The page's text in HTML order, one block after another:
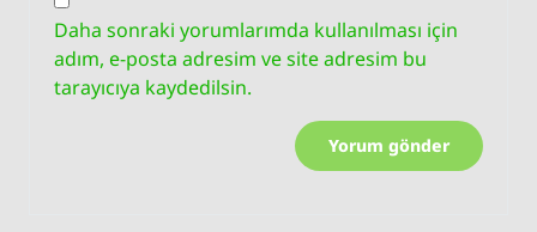
Daha sonraki yorumlarımda kullanılması için
adım, e-posta adresim ve site adresim bu
tarayıcıya kaydedilsin.